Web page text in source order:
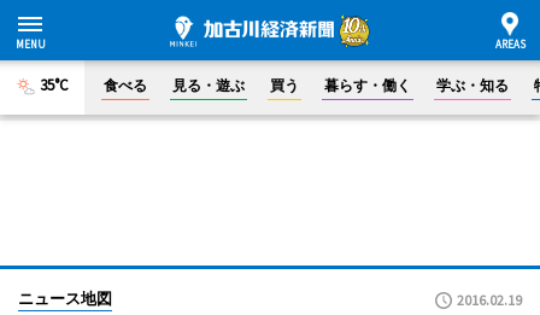
35°C 食べる 見る・遊ぶ 買う 暮らす・働く 学ぶ・知る
ニュース地図 2016.02.19